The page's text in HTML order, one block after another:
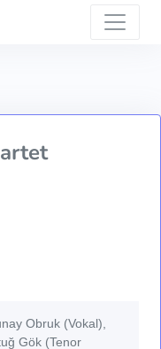
Obruk (Vokal),
Gök (Tenor